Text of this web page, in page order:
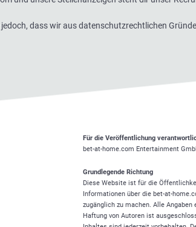
dass wir aus datenschutzrechtlichen
Für die Veröffentlichung
bet-at-home.com Entertainment
Grundlegende Richtung
Diese Website ist für die
Informationen über die bet-at-
zugänglich zu machen. Alle
Haftung von Autoren ist